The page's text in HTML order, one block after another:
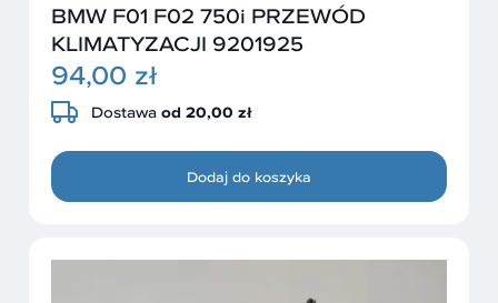
BMW F01 F02 750i PRZEWÓD
KLIMATYZACJI 9201925
94,00 zł
Dostawa od 20,00 zł
Dodaj do koszyka